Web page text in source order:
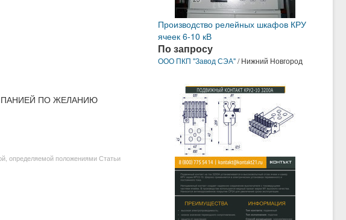
ПО ЖЕЛАНИЮ
определяемой положениями Статьи
Производство релейных шкафов КРУ
ячеек 6-10 кВ
По запросу
ООО ПКП "Завод СЭА"/ Нижний Новгород